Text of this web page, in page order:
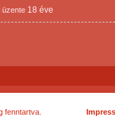
üzente 18 éve
fenntartva.